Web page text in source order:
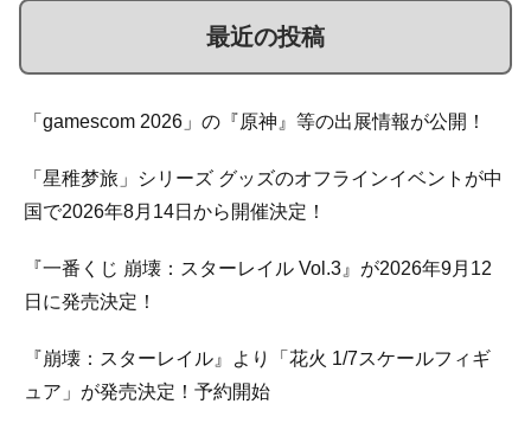
最近の投稿
「gamescom 2026」の『原神』等の出展情報が公開！
「星稚梦旅」シリーズ グッズのオフラインイベントが中
国で2026年8月14日から開催決定！
『一番くじ 崩壊：スターレイル Vol.3』が2026年9月12
日に発売決定！
『崩壊：スターレイル』より「花火 1/7スケールフィギ
ュア」が発売決定！予約開始